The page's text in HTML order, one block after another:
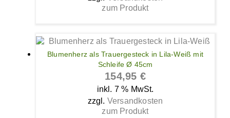
zum Produkt
Blumenherz als Trauergesteck in Lila-Weiß mit
Schleife Ø 45cm
154,95 €
inkl. 7 % MwSt.
zzgl. Versandkosten
zum Produkt